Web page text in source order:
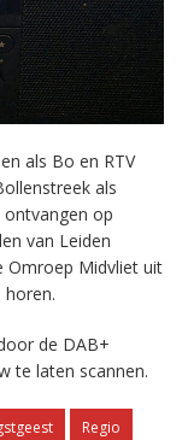
als Bo en RTV
als
op
van Leiden
Omroep Midvliet uit
horen.
de DAB+
te laten scannen.
Regio